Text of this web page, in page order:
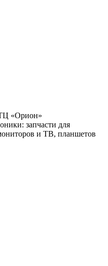
«Орион»
запчасти для
и ТВ, планшетов